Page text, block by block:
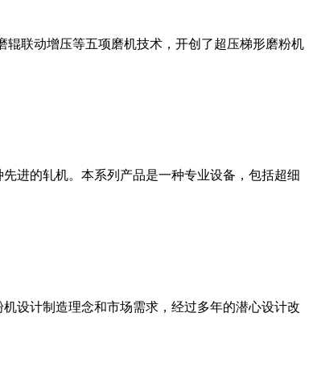
联动增压等五项磨机技术，开创了超压梯形磨粉机
进的轧机。本系列产品是一种专业设备，包括超细
设计制造理念和市场需求，经过多年的潜心设计改